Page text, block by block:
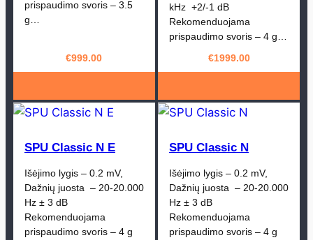
prispaudimo svoris – 3.5
g…
€999.00
kHz +2/-1 dB
Rekomenduojama
prispaudimo svoris – 4 g…
€1999.00
SPU Classic N E
Išėjimo lygis – 0.2 mV,
Dažnių juosta – 20-20.000
Hz ± 3 dB
Rekomenduojama
prispaudimo svoris – 4 g
SPU Classic N
Išėjimo lygis – 0.2 mV,
Dažnių juosta – 20-20.000
Hz ± 3 dB
Rekomenduojama
prispaudimo svoris – 4 g